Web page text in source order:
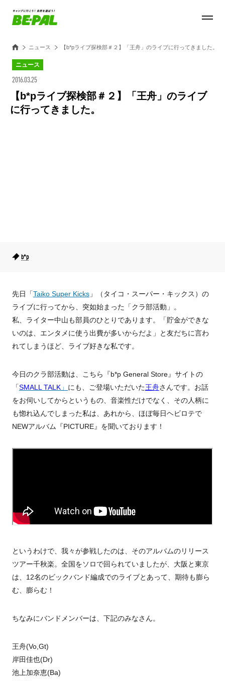
ニュース 【b*pライブ探検部＃２】「王舟」のライブに行ってきました。
ニュース
2016.03.25
【b*pライブ探検部＃２】「王舟」のライブ
に行ってきました。
b*p
先日「Taiko Super Kicks 」（タイコ・スーパー・キックス）の
ライブに行ってから、突如始まった「クラ部活動」。
私、ライター中山も部員のひとりであります。「貯金ができな
いのは、エンタメに使う出費が多いからだよ」と友だちに言わ
れてしまうほど、ライブ好きな私です。
今日のクラ部活動は、こちら『b*p General Store』サイトの
「SMALL TALK 」 にも、ご登場いただいた王舟さんです。お話
をお伺いしてからというもの、音楽性だけでなく、その人柄に
も惚れ込んでしまった私は、あれから、ほぼ毎日ヘビロテで
NEWアルバム『PICTURE』を聞いております！
というわけで、我々が参戦したのは、そのアルバムのリリース
ツアー千秋楽。全国をソロで回られていましたが、大阪と東京
は、12名のビックバンド編成でのライブとあって、期待も膨ら
む、膨らむ！
ちなみにバンドメンバーは、下記のみなさん。
王舟(Vo,Gt)
岸田佳也(Dr)
池上加奈恵(Ba)